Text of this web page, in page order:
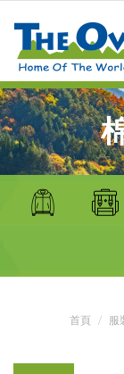
首頁 服